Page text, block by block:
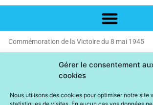
Gérer le consentement
cookies
Nous utilisons des cookies pour optimiser notre site
Commémoration de la Victoire du 8 mai 1945
Vendredi 08 mai 2026
11h00 : rendez-vous à la Mairie pour le